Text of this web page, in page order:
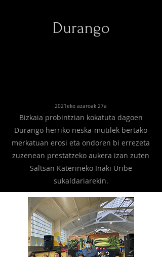
Durango
2021eko azaroak 27a
Bizkaia probintzian kokatuta dagoen
Durango herriko neska-mutilek bertako
merkatuan erosi eta ondoren bi errezeta
zuzenean prestatzeko aukera izan zuten
Saltsan Katerineko Iñaki Uribe
sukaldariarekin.